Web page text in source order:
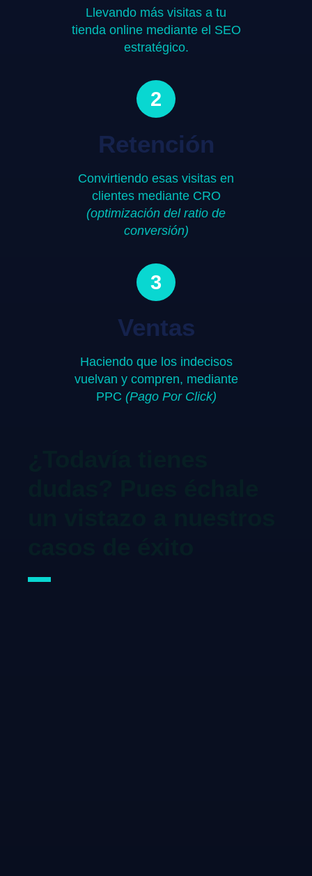
Llevando más visitas a tu
tienda online mediante el SEO
estratégico.
2
Retención
Convirtiendo esas visitas en
clientes mediante CRO
(optimización del ratio de
conversión)
3
Ventas
Haciendo que los indecisos
vuelvan y compren, mediante
PPC (Pago Por Click)